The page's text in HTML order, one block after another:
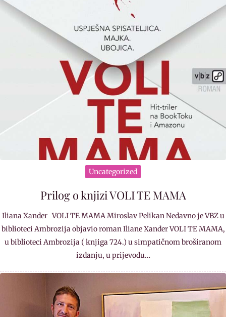
Uncategorized
Prilog o knjizi VOLI TE MAMA
Iliana Xander VOLI TE MAMA Miroslav Pelikan Nedavno je VBZ u
biblioteci Ambrozija objavio roman Iliane Xander VOLI TE MAMA,
u biblioteci Ambrozija ( knjiga 724.) u simpatičnom broširanom
izdanju, u prijevodu…